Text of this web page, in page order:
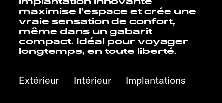
Service
maximise l’espace et crée une
vraie sensation de confort,
même dans un gabarit
compact. Idéal pour voyager
longtemps, en toute liberté.
Extérieur Intérieur Implantations